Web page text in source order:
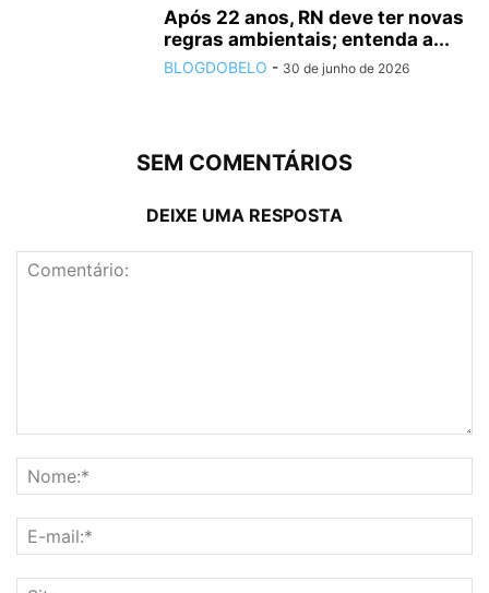
Após 22 anos, RN deve ter novas
regras ambientais; entenda a...
BLOGDOBELO - 30 de junho de 2026
SEM COMENTÁRIOS
DEIXE UMA RESPOSTA